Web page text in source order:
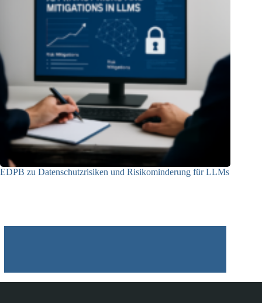
EDPB zu Datenschutzrisiken und Risikominderung für LLMs